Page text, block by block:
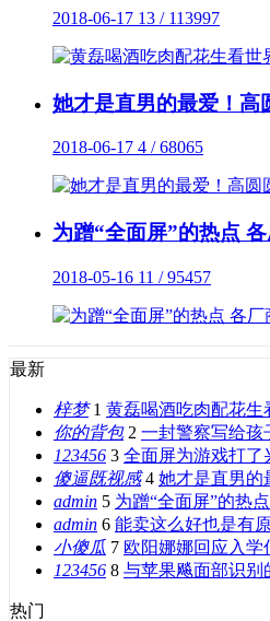
2018-06-17 13 / 113997
她才是直男的最爱！高
2018-06-17 4 / 68065
为蹭“全面屏”的热点 各
2018-05-16 11 / 95457
最新
梓梦 1 黄磊喝酒吃肉配花生
你的背包 2 一封警察写给孩
123456 3 全面屏为游戏打了
傻逼既视感 4 她才是直男的
admin 5 为蹭“全面屏”的热
admin 6 能卖这么好也是有原
小傻瓜 7 欧阳娜娜回应入学
123456 8 与苹果飚面部识别
热门